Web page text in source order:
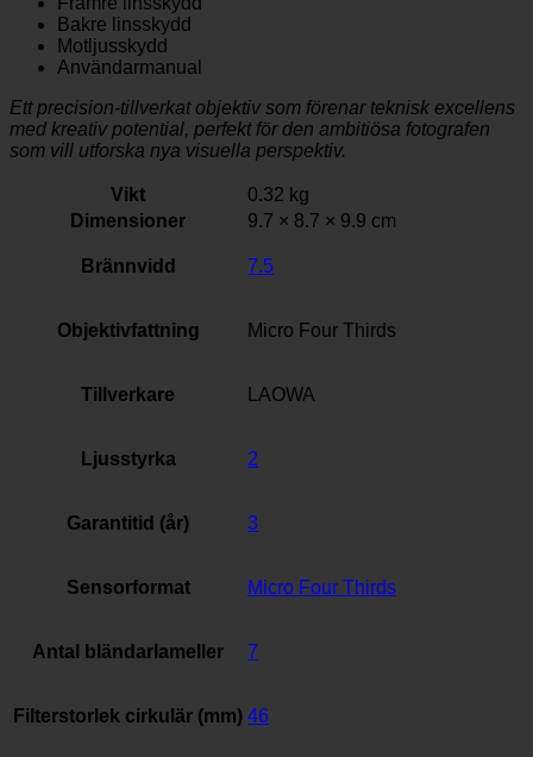
Bakre linsskydd
Motljusskydd
Användarmanual
Ett precision-tillverkat objektiv som förenar teknisk excellens
med kreativ potential, perfekt för den ambitiösa fotografen
som vill utforska nya visuella perspektiv.
Vikt
0.32 kg
Dimensioner
9.7 × 8.7 × 9.9 cm
Brännvidd 7.5
Objektivfattning Micro Four Thirds
Tillverkare LAOWA
Ljusstyrka 2
Garantitid (år) 3
Sensorformat Micro Four Thirds
Antal bländarlameller 7
Filterstorlek cirkulär (mm) 46